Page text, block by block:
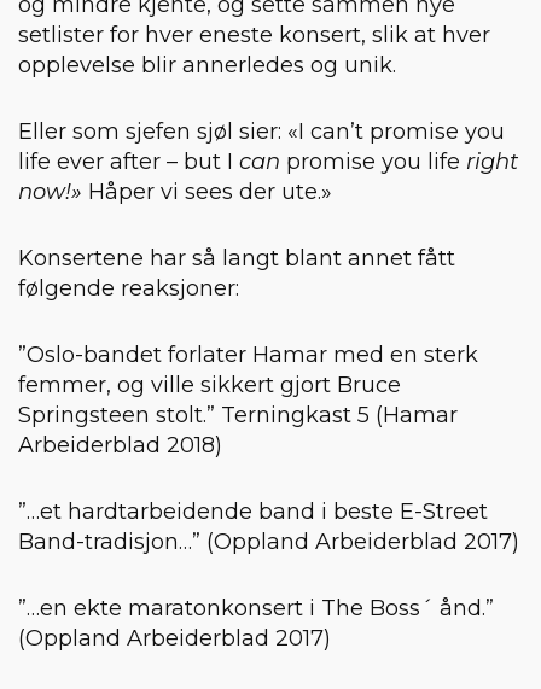
setlister for hver eneste konsert, slik at hver
opplevelse blir annerledes og unik.
Eller som sjefen sjøl sier: «I can’t promise you
life ever after – but I can promise you life right
now!» Håper vi sees der ute.»
Konsertene har så langt blant annet fått
følgende reaksjoner:
”Oslo-bandet forlater Hamar med en sterk
femmer, og ville sikkert gjort Bruce
Springsteen stolt.” Terningkast 5 (Hamar
Arbeiderblad 2018)
”…et hardtarbeidende band i beste E-Street
Band-tradisjon…” (Oppland Arbeiderblad 2017)
”…en ekte maratonkonsert i The Boss´ ånd.”
(Oppland Arbeiderblad 2017)